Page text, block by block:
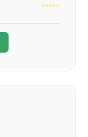
⭐⭐⭐⭐⭐